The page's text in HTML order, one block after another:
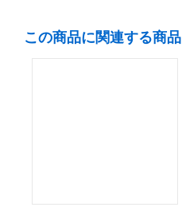
この商品に関連する商品